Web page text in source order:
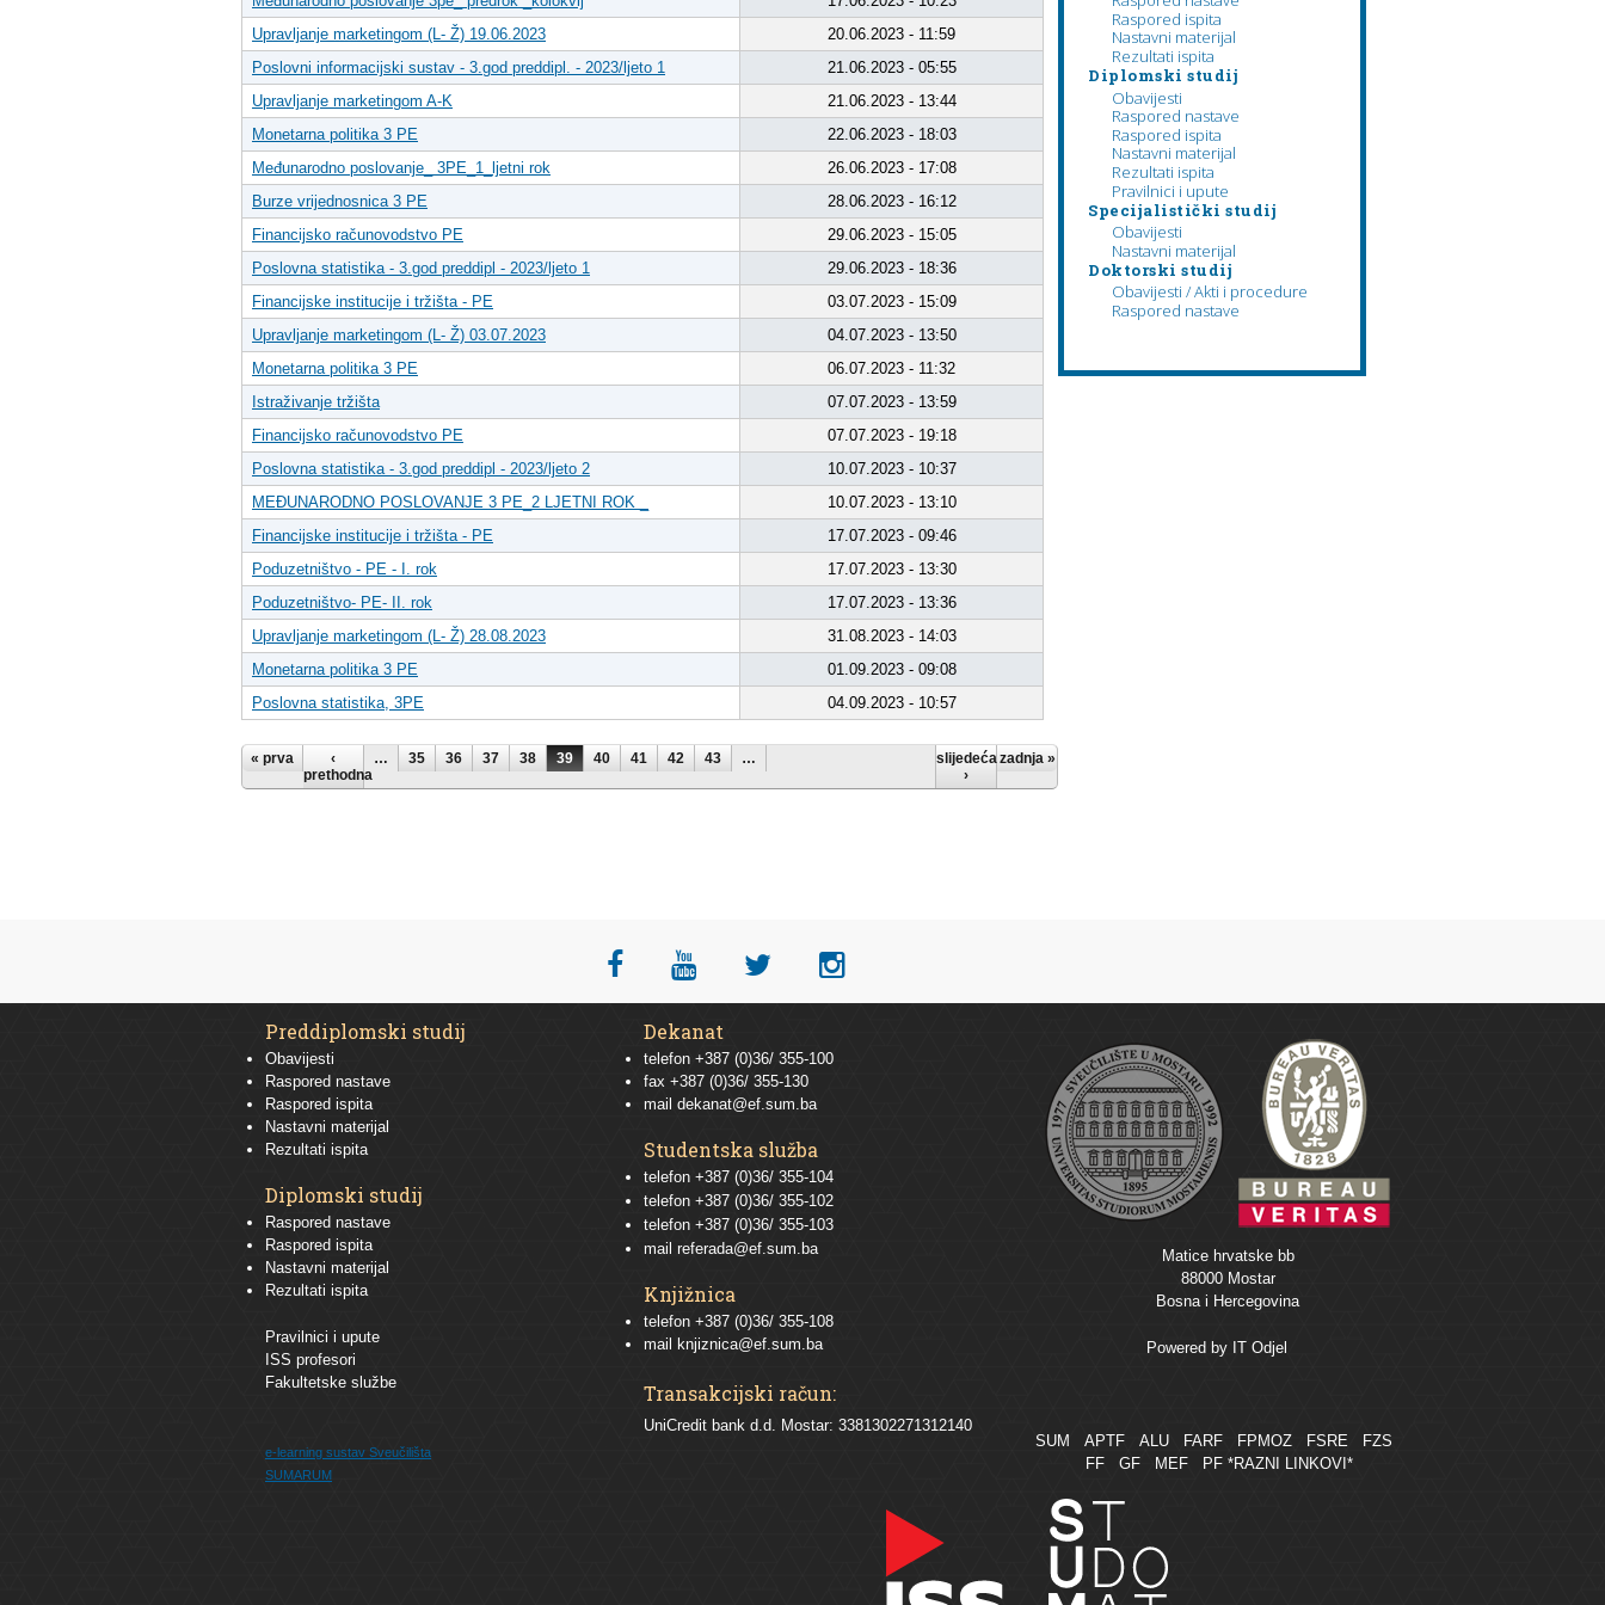
Upravljanje marketingom (L- Ž) 19.06.2023
20.06.2023 - 11:59
Poslovni informacijski sustav - 3.god preddipl. - 2023/ljeto 1
21.06.2023 - 05:55
Upravljanje marketingom A-K
21.06.2023 - 13:44
Monetarna politika 3 PE
22.06.2023 - 18:03
Međunarodno poslovanje_ 3PE_1_ljetni rok
26.06.2023 - 17:08
Burze vrijednosnica 3 PE
28.06.2023 - 16:12
Financijsko računovodstvo PE
29.06.2023 - 15:05
Poslovna statistika - 3.god preddipl - 2023/ljeto 1
29.06.2023 - 18:36
Financijske institucije i tržišta - PE
03.07.2023 - 15:09
Upravljanje marketingom (L- Ž) 03.07.2023
04.07.2023 - 13:50
Monetarna politika 3 PE
06.07.2023 - 11:32
Istraživanje tržišta
07.07.2023 - 13:59
Financijsko računovodstvo PE
07.07.2023 - 19:18
Poslovna statistika - 3.god preddipl - 2023/ljeto 2
10.07.2023 - 10:37
MEĐUNARODNO POSLOVANJE 3 PE_2 LJETNI ROK _
10.07.2023 - 13:10
Financijske institucije i tržišta - PE
17.07.2023 - 09:46
Poduzetništvo - PE - I. rok
17.07.2023 - 13:30
Poduzetništvo- PE- II. rok
17.07.2023 - 13:36
Upravljanje marketingom (L- Ž) 28.08.2023
31.08.2023 - 14:03
Monetarna politika 3 PE
01.09.2023 - 09:08
Poslovna statistika, 3PE
04.09.2023 - 10:57
Stranice
« prva
‹
prethodna
… 35 36 37 38 39 40 41 42 43 …
slijedeća
›
zadnja »
Raspored ispita
Nastavni materijal
Rezultati ispita
Diplomski studij
Obavijesti
Raspored nastave
Raspored ispita
Nastavni materijal
Rezultati ispita
Pravilnici i upute
Specijalistički studij
Obavijesti
Nastavni materijal
Doktorski studij
Obavijesti / Akti i procedure
Raspored nastave
Preddiplomski studij
Obavijesti
Raspored nastave
Raspored ispita
Nastavni materijal
Rezultati ispita
Diplomski studij
Raspored nastave
Raspored ispita
Nastavni materijal
Rezultati ispita
Pravilnici i upute
ISS profesori
Fakultetske službe
e-learning sustav Sveučilišta
SUMARUM
Dekanat
telefon +387 (0)36/ 355-100
fax +387 (0)36/ 355-130
mail dekanat@ef.sum.ba
Studentska služba
telefon +387 (0)36/ 355-104
telefon +387 (0)36/ 355-102
telefon +387 (0)36/ 355-103
mail referada@ef.sum.ba
Knjižnica
telefon +387 (0)36/ 355-108
mail
knjiznica@ef.sum.ba
Transakcijski račun:
UniCredit bank d.d. Mostar: 3381302271312140
Matice hrvatske bb
88000 Mostar
Bosna i Hercegovina
Powered by IT Odjel
SUM APTF ALU FARF FPMOZ FSRE
FZS
FF
GF MEF PF *RAZNI LINKOVI*